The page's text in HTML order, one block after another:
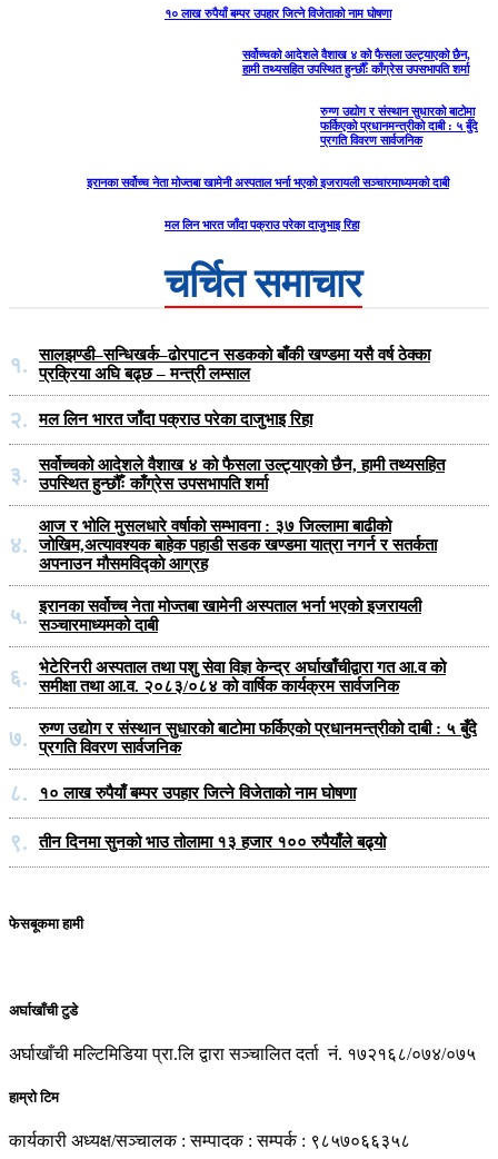
१० लाख रुपैयाँ बम्पर उपहार जित्ने विजेताको नाम घोषणा
सर्वोच्चको आदेशले वैशाख ४ को फैसला उल्ट्याएको छैन,
हामी तथ्यसहित उपस्थित हुन्छौँः काँग्रेस उपसभापति शर्मा
रुग्ण उद्योग र संस्थान सुधारको बाटोमा
फर्किएको प्रधानमन्त्रीको दाबी : ५ बुँदे
प्रगति विवरण सार्वजनिक
इरानका सर्वोच्च नेता मोज्तबा खामेनी अस्पताल भर्ना भएको इजरायली सञ्चारमाध्यमको दाबी
मल लिन भारत जाँदा पक्राउ परेका दाजुभाइ रिहा
चर्चित समाचार
१.
सालझण्डी–सन्धिखर्क–ढोरपाटन सडकको बाँकी खण्डमा यसै वर्ष ठेक्का
प्रक्रिया अघि बढ्छ – मन्त्री लम्साल
२. मल लिन भारत जाँदा पक्राउ परेका दाजुभाइ रिहा
३.
सर्वोच्चको आदेशले वैशाख ४ को फैसला उल्ट्याएको छैन, हामी तथ्यसहित
उपस्थित हुन्छौँः काँग्रेस उपसभापति शर्मा
४.
आज र भोलि मुसलधारे वर्षाको सम्भावना : ३७ जिल्लामा बाढीको
जोखिम,अत्यावश्यक बाहेक पहाडी सडक खण्डमा यात्रा नगर्न र सतर्कता
अपनाउन मौसमविद्काे आग्रह
५.
इरानका सर्वोच्च नेता मोज्तबा खामेनी अस्पताल भर्ना भएको इजरायली
सञ्चारमाध्यमको दाबी
६.
भेटेरिनरी अस्पताल तथा पशु सेवा विज्ञ केन्द्र अर्घाखाँचीद्वारा गत आ.व को
समीक्षा तथा आ.व. २०८३/०८४ को वार्षिक कार्यक्रम सार्वजनिक
७.
रुग्ण उद्योग र संस्थान सुधारको बाटोमा फर्किएको प्रधानमन्त्रीको दाबी : ५ बुँदे
प्रगति विवरण सार्वजनिक
८. १० लाख रुपैयाँ बम्पर उपहार जित्ने विजेताको नाम घोषणा
९. तीन दिनमा सुनको भाउ तोलामा १३ हजार १०० रुपैयाँले बढ्यो
फेसबूकमा हामी
अर्घाखाँची टुडे
अर्घाखाँची मल्टिमिडिया प्रा.लि द्वारा सञ्चालित दर्ता नं. १७२१६८/०७४/०७५
हाम्रो टिम
कार्यकारी अध्यक्ष/सञ्चालक : सम्पादक : सम्पर्क : ९८५७०६६३५८